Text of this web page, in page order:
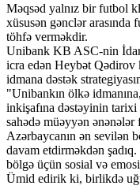
Məqsəd yalnız bir futbol
xüsusən gənclər arasında
töhfə verməkdir.
Unibank KB ASC-nin
icra edən Heybət Qədirov
idmana dəstək
"Unibankın ölkə
inkişafına dəstəyinin
sahədə müəyyən ənənələr
Azərbaycanın ən sevilən
davam etdirməkdən
bölgə üçün sosial və
Ümid edirik ki, birlikdə